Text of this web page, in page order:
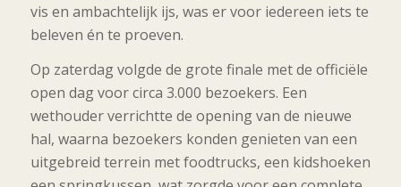
vis en ambachtelijk ijs, was er voor iedereen iets te
beleven én te proeven.
Op zaterdag volgde de grote finale met de officiële
open dag voor circa 3.000 bezoekers. Een
wethouder verrichtte de opening van de nieuwe
hal, waarna bezoekers konden genieten van een
uitgebreid terrein met foodtrucks, een kidshoeken